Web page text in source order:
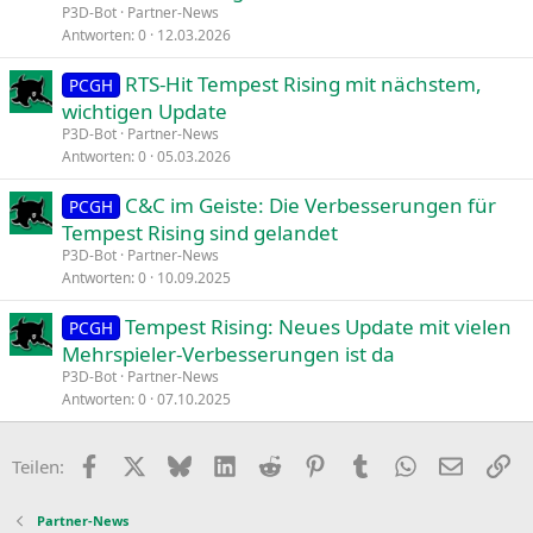
P3D-Bot Partner-News
Antworten 0 12.03.2026
PCGH
RTS-Hit Tempest Rising mit nächstem,
wichtigen Update
P3D-Bot Partner-News
Antworten 0 05.03.2026
PCGH
C&C im Geiste: Die Verbesserungen für
Tempest Rising sind gelandet
P3D-Bot Partner-News
Antworten 0 10.09.2025
PCGH Tempest Rising: Neues Update mit vielen
Mehrspieler-Verbesserungen ist da
P3D-Bot Partner-News
Antworten 0 07.10.2025
Teilen: Facebook BlueskyLinkedIn
Reddit PinterestTumblr WhatsApp
E-Mail
Partner-News